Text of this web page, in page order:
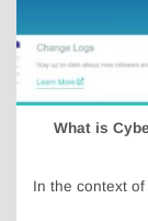
What is
In the context